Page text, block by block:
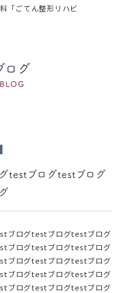
ログ
BLOG
testブログtestブログ
ブログtestブログtestブログ
ブログtestブログtestブログ
ブログtestブログtestブログ
ブログtestブログtestブログ
ブログtestブログtestブログ